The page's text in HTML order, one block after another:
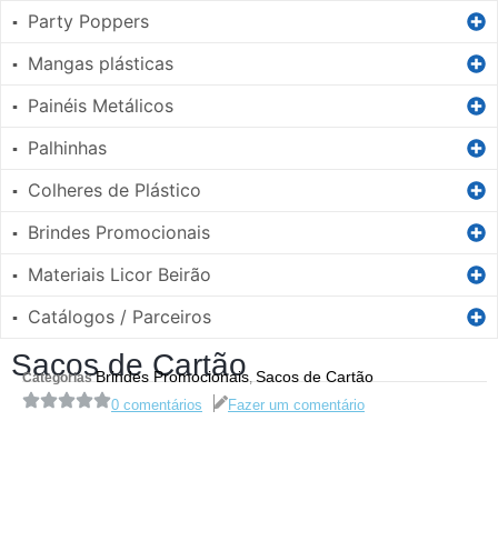
▪ Party Poppers
▪ Mangas plásticas
▪ Painéis Metálicos
▪ Palhinhas
▪ Colheres de Plástico
▪ Brindes Promocionais
▪ Materiais Licor Beirão
▪ Catálogos / Parceiros
Sacos de Cartão
Categorias Brindes Promocionais,Sacos de Cartão
0 comentários Fazer um comentário